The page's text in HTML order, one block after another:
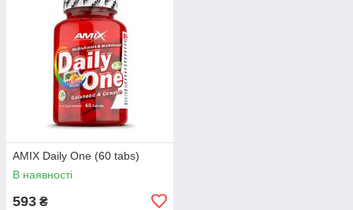
AMIX Daily One (60 tabs)
В наявності
593 ₴